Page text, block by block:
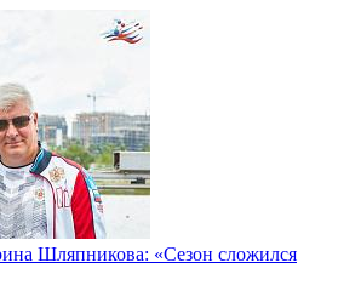
Шляпникова: «Сезон сложился